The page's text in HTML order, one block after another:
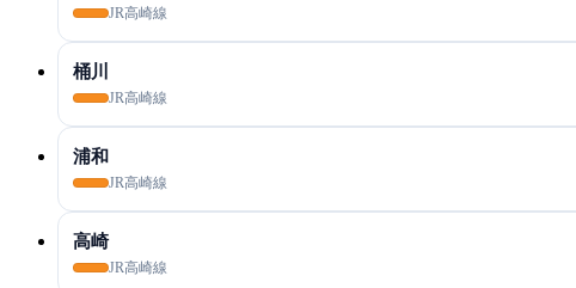
JR高崎線
桶川
JR高崎線
浦和
JR高崎線
高崎
JR高崎線